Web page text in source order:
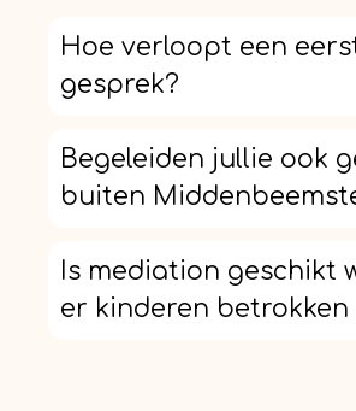
Hoe verloopt een
gesprek?
Begeleiden jullie ook
buiten
Is mediation geschikt
er kinderen betrokken